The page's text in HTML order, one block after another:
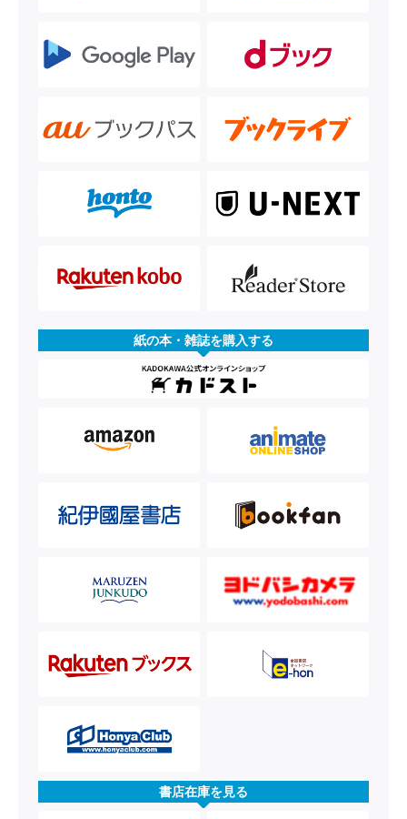
紙の本・雑誌を購入する
書店在庫を見る